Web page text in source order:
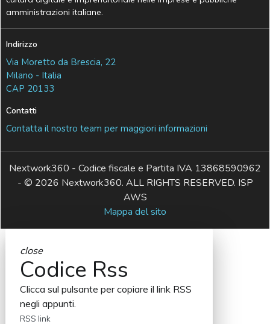
amministrazioni italiane.
Indirizzo
Via Moretto da Brescia, 22
Milano - Italia
CAP 20133
Contatti
Contatta il nostro team per maggiori informazioni
Nextwork360 - Codice fiscale e Partita IVA 13868590962
- © 2026 Nextwork360. ALL RIGHTS RESERVED. ISP
AWS
Mappa del sito
close
Codice Rss
Clicca sul pulsante per copiare il link RSS
negli appunti.
RSS link